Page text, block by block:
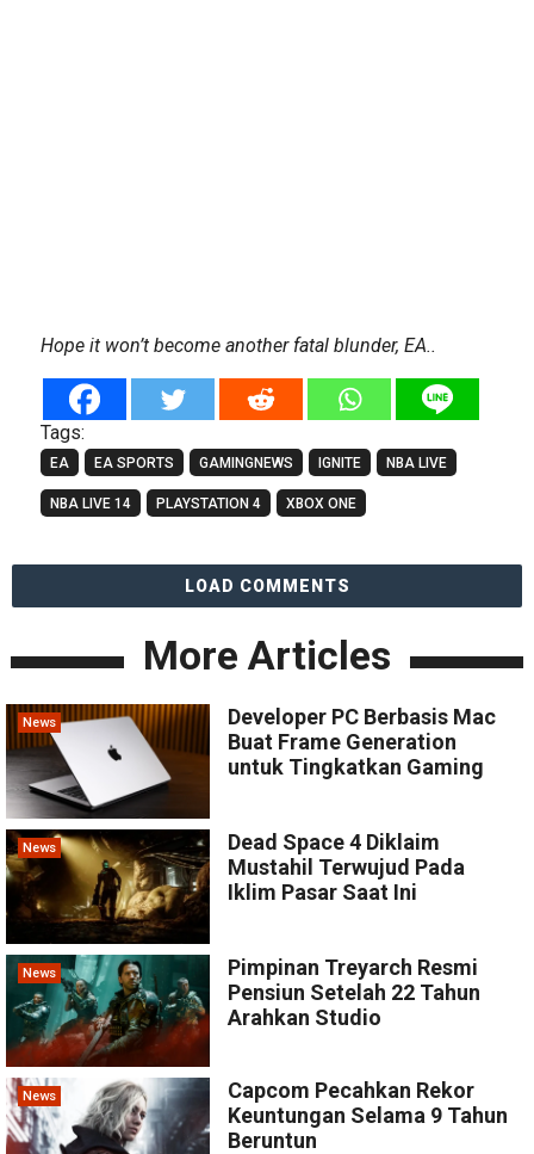
Hope it won’t become another fatal blunder, EA..
Tags:
EA EA SPORTS GAMINGNEWS IGNITE NBA LIVE
NBA LIVE 14 PLAYSTATION 4 XBOX ONE
LOAD COMMENTS
More Articles
News
Developer PC Berbasis Mac
Buat Frame Generation
untuk Tingkatkan Gaming
News
Dead Space 4 Diklaim
Mustahil Terwujud Pada
Iklim Pasar Saat Ini
News
Pimpinan Treyarch Resmi
Pensiun Setelah 22 Tahun
Arahkan Studio
News
Capcom Pecahkan Rekor
Keuntungan Selama 9 Tahun
Beruntun